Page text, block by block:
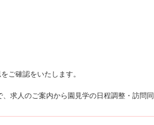
ご確認をいたします。
求人のご案内から園見学の日程調整・訪問